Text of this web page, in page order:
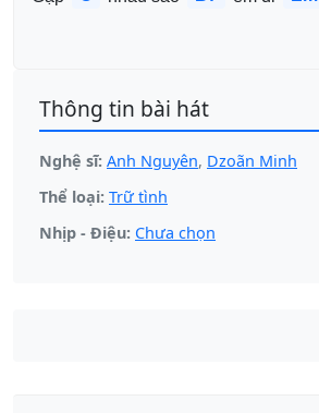
Thông tin bài hát
Nghệ sĩ: Anh Nguyên, Dzoãn Minh
Thể loại: Trữ tình
Nhịp - Điệu: Chưa chọn